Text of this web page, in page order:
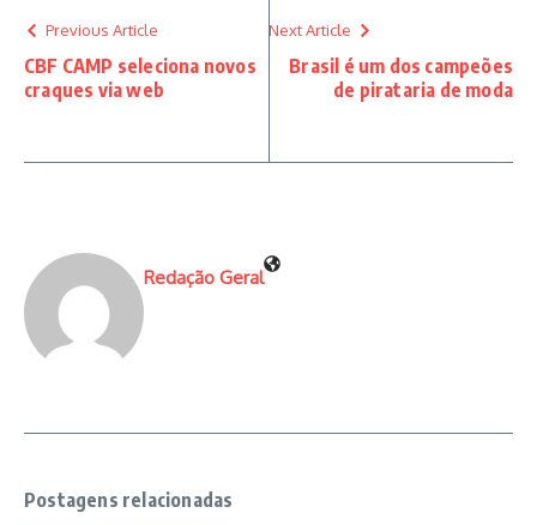
Previous Article
CBF CAMP seleciona novos
craques via web
Next Article
Brasil é um dos campeões
de pirataria de moda
Redação Geral
Postagens relacionadas